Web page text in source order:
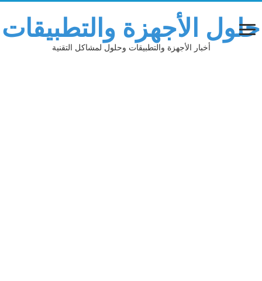
حلول الأجهزة والتطبيقات
أخبار الأجهزة والتطبيقات وحلول لمشاكل التقنية